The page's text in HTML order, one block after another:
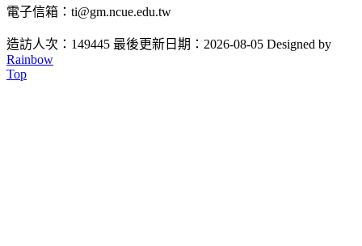
電子信箱：ti@gm.ncue.edu.tw
造訪人次：149445 最後更新日期：2026-08-05 Designed by
Rainbow
Top